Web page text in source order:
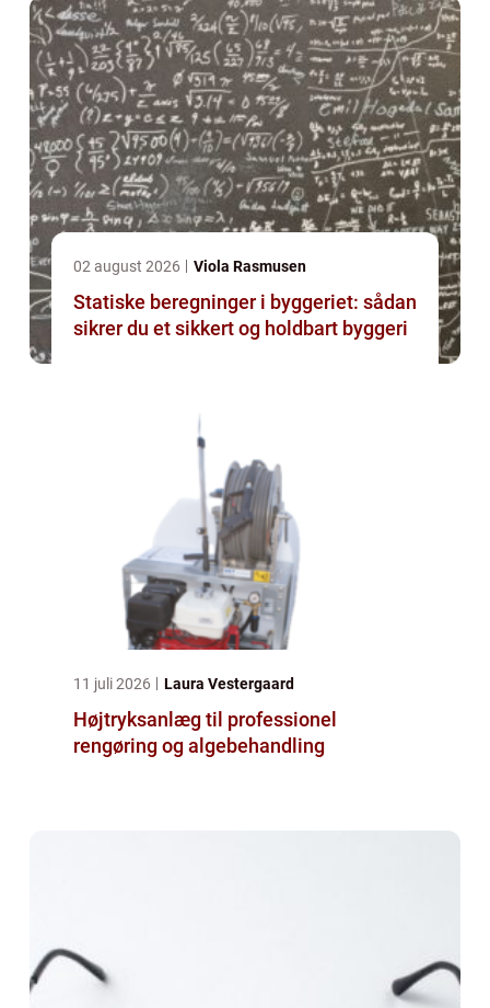
02 august 2026 Viola Rasmusen
Statiske beregninger i byggeriet: sådan
sikrer du et sikkert og holdbart byggeri
11 juli 2026 Laura Vestergaard
Højtryksanlæg til professionel
rengøring og algebehandling